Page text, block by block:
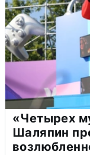
«Четырех
Шаляпин